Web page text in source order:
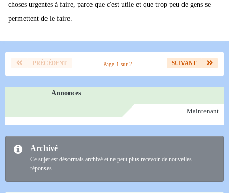
choses urgentes à faire, parce que c'est utile et que trop peu de gens se
permettent de le faire.
PRÉCÉDENT SUIVANT
Page 1 sur 2
Annonces
Maintenant
Archivé
Ce sujet est désormais archivé et ne peut plus recevoir de nouvelles
réponses.